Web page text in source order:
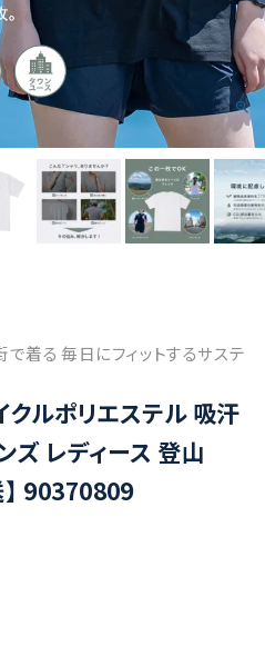
で着る 毎日にフィットするサステ
ルポリエステル 吸汗
ズ レディース 登山
90370809